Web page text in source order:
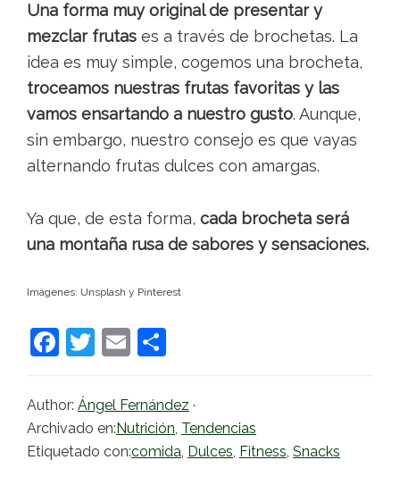
Una forma muy original de presentar y
mezclar frutas es a través de brochetas. La
idea es muy simple, cogemos una brocheta,
troceamos nuestras frutas favoritas y las
vamos ensartando a nuestro gusto. Aunque,
sin embargo, nuestro consejo es que vayas
alternando frutas dulces con amargas.
Ya que, de esta forma, cada brocheta será
una montaña rusa de sabores y sensaciones.
Imágenes: Unsplash y Pinterest
F
c
e
b
T
itt
er
E
ai
l
m
p
ar
Author: Ángel Fernández ·
Archivado en:Nutrición, Tendencias
Etiquetado con:comida, Dulces, Fitness, Snacks